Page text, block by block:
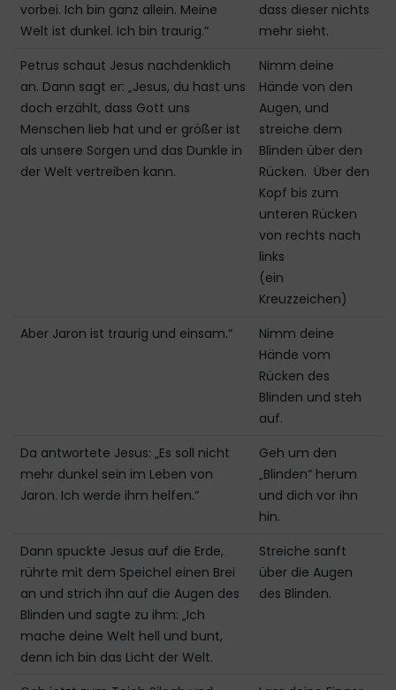
vorbei. Ich bin ganz allein. Meine
Welt ist dunkel. Ich bin traurig.“
dass dieser nichts
mehr sieht.
Petrus schaut Jesus nachdenklich
an. Dann sagt er: „Jesus, du hast uns
doch erzählt, dass Gott uns
Menschen lieb hat und er größer ist
als unsere Sorgen und das Dunkle in
der Welt vertreiben kann.
Nimm deine
Hände von den
Augen, und
streiche dem
Blinden über den
Rücken. Über den
Kopf bis zum
unteren Rücken
von rechts nach
links
(ein
Kreuzzeichen)
Aber Jaron ist traurig und einsam.“
Nimm deine
Hände vom
Rücken des
Blinden und steh
auf.
Da antwortete Jesus: „Es soll nicht
mehr dunkel sein im Leben von
Jaron. Ich werde ihm helfen.“
Geh um den
„Blinden“ herum
und dich vor ihn
hin.
Dann spuckte Jesus auf die Erde,
rührte mit dem Speichel einen Brei
an und strich ihn auf die Augen des
Blinden und sagte zu ihm: „Ich
mache deine Welt hell und bunt,
denn ich bin das Licht der Welt.
Streiche sanft
über die Augen
des Blinden.